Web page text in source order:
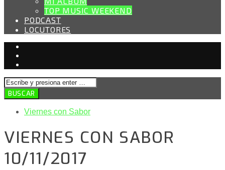
TOP MUSIC WEEKEND
PODCAST
LOCUTORES
Viernes con Sabor
VIERNES CON SABOR
10/11/2017